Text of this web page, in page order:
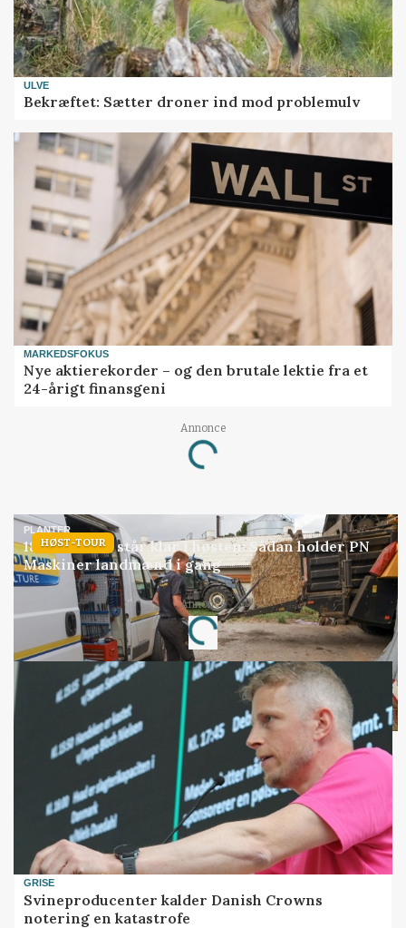
ULVE
Bekræftet: Sætter droner ind mod problemulv
MARKEDSFOKUS
Nye aktierekorder – og den brutale lektie fra et
24-årigt finansgeni
Annonce
Loading...
HØST-TOUR
PLANTER
18 montører står klar i høsten: Sådan holder PN
Maskiner landmænd i gang
Annonce
Loading...
GRISE
Svineproducenter kalder Danish Crowns
notering en katastrofe